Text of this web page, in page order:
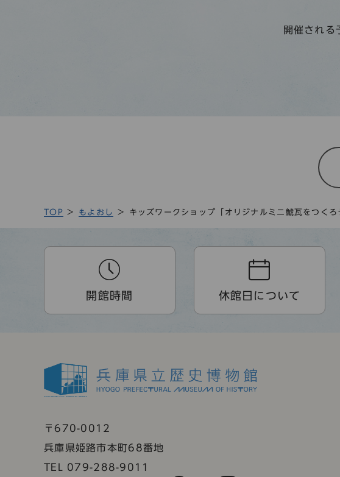
開催される
TOP もよおし キッズワークショップ「オリジナルミニ鯱瓦をつくろ
開館時間 休館日について
〒670-0012
兵庫県姫路市本町68番地
TEL 079-288-9011